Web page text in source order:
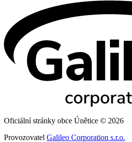
Oficiální stránky obce Únětice © 2026
Provozovatel Galileo Corporation s.r.o.